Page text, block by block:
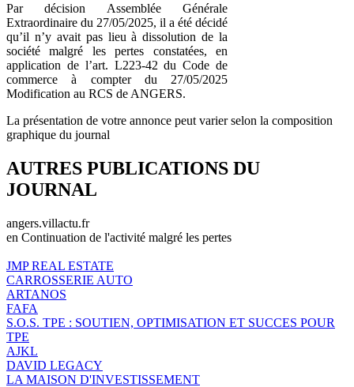
Par décision Assemblée Générale
Extraordinaire du 27/05/2025, il a été décidé
qu’il n’y avait pas lieu à dissolution de la
société malgré les pertes constatées, en
application de l’art. L223-42 du Code de
commerce à compter du 27/05/2025
Modification au RCS de ANGERS.
La présentation de votre annonce peut varier selon la composition
graphique du journal
AUTRES PUBLICATIONS DU
JOURNAL
angers.villactu.fr
en Continuation de l'activité malgré les pertes
JMP REAL ESTATE
CARROSSERIE AUTO
ARTANOS
FAFA
S.O.S. TPE : SOUTIEN, OPTIMISATION ET SUCCES POUR
TPE
AJKL
DAVID LEGACY
LA MAISON D'INVESTISSEMENT